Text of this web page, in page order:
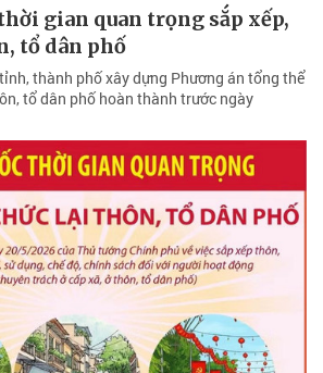
gian quan trọng sắp xếp,
tổ dân phố
thành phố xây dựng Phương án tổng thể
tổ dân phố hoàn thành trước ngày